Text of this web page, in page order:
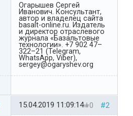
Огарышев Сергей
Иванович. Консультант,
автор и владелец сайта
basalt-online.ru. Издатель
и директор отраслевого
журнала «Базальтовые
технологии». +7 902 47–
322–21 (Telegram,
WhatsApp, Viber),
sergey@ogaryshev.org
#2
0
15.04.2019 11:09:14